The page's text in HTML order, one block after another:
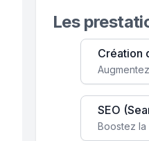
Les
Création
SEO